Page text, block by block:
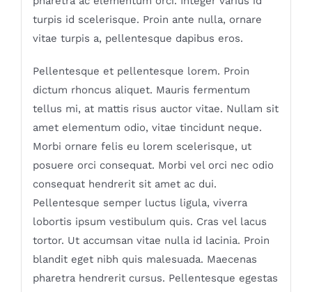
turpis id scelerisque. Proin ante nulla, ornare
vitae turpis a, pellentesque dapibus eros.
Pellentesque et pellentesque lorem. Proin
dictum rhoncus aliquet. Mauris fermentum
tellus mi, at mattis risus auctor vitae. Nullam sit
amet elementum odio, vitae tincidunt neque.
Morbi ornare felis eu lorem scelerisque, ut
posuere orci consequat. Morbi vel orci nec odio
consequat hendrerit sit amet ac dui.
Pellentesque semper luctus ligula, viverra
lobortis ipsum vestibulum quis. Cras vel lacus
tortor. Ut accumsan vitae nulla id lacinia. Proin
blandit eget nibh quis malesuada. Maecenas
pharetra hendrerit cursus. Pellentesque egestas